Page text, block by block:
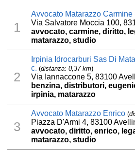
1
Avvocato Matarazzo Carmine
Via Salvatore Moccia 100,
avvocato, carmine, diritto,
matarazzo, studio
2
Irpinia Idrocarburi Sas Di
c. (distanza: 0,37 km)
Via Iannaccone 5, 83100
benzina, distributori,
irpinia, matarazzo
3
Avvocato Matarazzo Enrico (
Piazza D'Armi 4, 83100
avvocato, diritto, enrico,
matarazzo, studio